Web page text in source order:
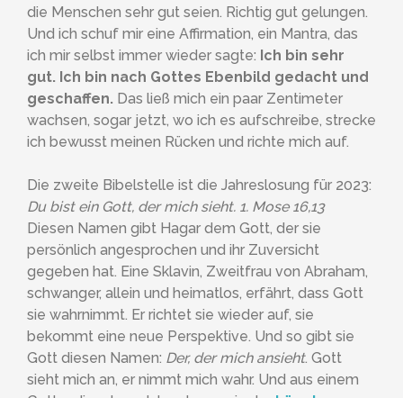
die Menschen sehr gut seien. Richtig gut gelungen.
Und ich schuf mir eine Affirmation, ein Mantra, das
ich mir selbst immer wieder sagte: Ich bin sehr
gut. Ich bin nach Gottes Ebenbild gedacht und
geschaffen. Das ließ mich ein paar Zentimeter
wachsen, sogar jetzt, wo ich es aufschreibe, strecke
ich bewusst meinen Rücken und richte mich auf.
Die zweite Bibelstelle ist die Jahreslosung für 2023:
Du bist ein Gott, der mich sieht. 1. Mose 16,13
Diesen Namen gibt Hagar dem Gott, der sie
persönlich angesprochen und ihr Zuversicht
gegeben hat. Eine Sklavin, Zweitfrau von Abraham,
schwanger, allein und heimatlos, erfährt, dass Gott
sie wahrnimmt. Er richtet sie wieder auf, sie
bekommt eine neue Perspektive. Und so gibt sie
Gott diesen Namen: Der, der mich ansieht. Gott
sieht mich an, er nimmt mich wahr. Und aus einem